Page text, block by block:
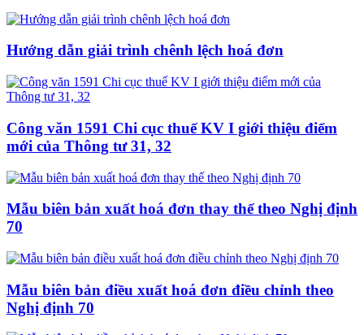
Hướng dẫn giải trình chênh lệch hoá đơn
Công văn 1591 Chi cục thuế KV I giới thiệu điểm
mới của Thông tư 31, 32
Mẫu biên bản xuất hoá đơn thay thế theo Nghị định
70
Mẫu biên bản điều xuất hoá đơn điều chỉnh theo
Nghị định 70